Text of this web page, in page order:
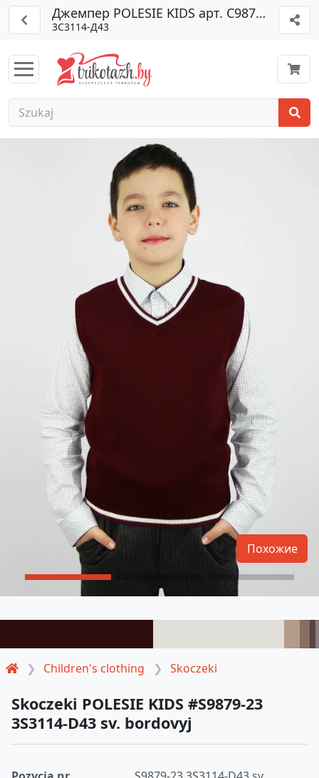
Джемпер POLESIE KIDS арт. С9879-23
3С3114-Д43
Children's clothing Skoczeki
Похожие
Skoczeki POLESIE KIDS #S9879-23
3S3114-D43 sv. bordovyj